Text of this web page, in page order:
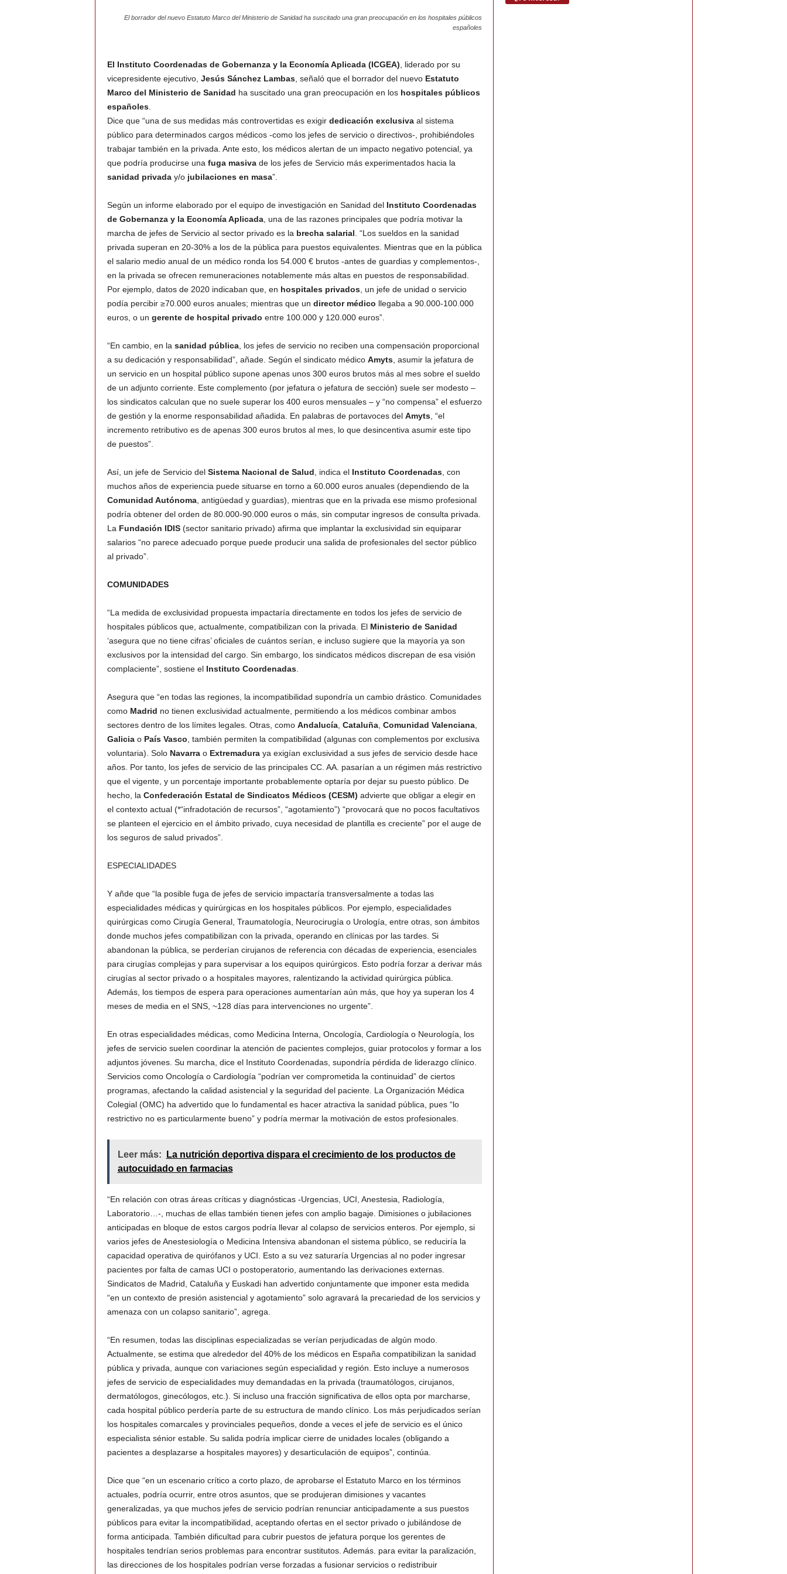
El borrador del nuevo Estatuto Marco del Ministerio de Sanidad ha suscitado una gran preocupación en los hospitales públicos
españoles
El Instituto Coordenadas de Gobernanza y la Economía Aplicada (ICGEA), liderado por su
vicepresidente ejecutivo, Jesús Sánchez Lambas, señaló que el borrador del nuevo Estatuto
Marco del Ministerio de Sanidad ha suscitado una gran preocupación en los hospitales públicos
españoles.
Dice que “una de sus medidas más controvertidas es exigir dedicación exclusivaal sistema
público para determinados cargos médicos -como los jefes de servicio o directivos-, prohibiéndoles
trabajar también en la privada. Ante esto, los médicos alertan de un impacto negativo potencial, ya
que podría producirse una fuga masivade los jefes de Servicio más experimentados hacia la
sanidad privaday/o jubilaciones en masa”.
Según un informe elaborado por el equipo de investigación en Sanidad del Instituto Coordenadas
de Gobernanza y la Economía Aplicada, una de las razones principales que podría motivar la
marcha de jefes de Servicio al sector privado es la brecha salarial. “Los sueldos en la sanidad
privada superan en 20-30% a los de la pública para puestos equivalentes. Mientras que en la pública
el salario medio anual de un médico ronda los 54.000 € brutos -antes de guardias y complementos-,
en la privada se ofrecen remuneraciones notablemente más altas en puestos de responsabilidad.
Por ejemplo, datos de 2020 indicaban que, en hospitales privados, un jefe de unidad o servicio
podía percibir ≥70.000 euros anuales; mientras que un director médico llegaba a 90.000-100.000
euros, o un gerente de hospital privado entre 100.000 y 120.000 euros”.
“En cambio, en la sanidad pública, los jefes de servicio no reciben una compensación proporcional
a su dedicación y responsabilidad”, añade. Según el sindicato médico Amyts, asumir la jefatura de
un servicio en un hospital público supone apenas unos 300 euros brutos más al mes sobre el sueldo
de un adjunto corriente. Este complemento (por jefatura o jefatura de sección) suele ser modesto –
los sindicatos calculan que no suele superar los 400 euros mensuales – y “no compensa” el esfuerzo
de gestión y la enorme responsabilidad añadida. En palabras de portavoces del Amyts, “el
incremento retributivo es de apenas 300 euros brutos al mes, lo que desincentiva asumir este tipo
de puestos”.
Así, un jefe de Servicio del Sistema Nacional de Salud, indica el Instituto Coordenadas, con
muchos años de experiencia puede situarse en torno a 60.000 euros anuales (dependiendo de la
Comunidad Autónoma, antigüedad y guardias), mientras que en la privada ese mismo profesional
podría obtener del orden de 80.000-90.000 euros o más, sin computar ingresos de consulta privada.
La Fundación IDIS(sector sanitario privado) afirma que implantar la exclusividad sin equiparar
salarios “no parece adecuado porque puede producir una salida de profesionales del sector público
al privado”.
COMUNIDADES
“La medida de exclusividad propuesta impactaría directamente en todos los jefes de servicio de
hospitales públicos que, actualmente, compatibilizan con la privada. El Ministerio de Sanidad
‘asegura que no tiene cifras’ oficiales de cuántos serían, e incluso sugiere que la mayoría ya son
exclusivos por la intensidad del cargo. Sin embargo, los sindicatos médicos discrepan de esa visión
complaciente”, sostiene el Instituto Coordenadas.
Asegura que “en todas las regiones, la incompatibilidad supondría un cambio drástico. Comunidades
como Madrid no tienen exclusividad actualmente, permitiendo a los médicos combinar ambos
sectores dentro de los límites legales. Otras, como Andalucía, Cataluña, Comunidad Valenciana,
Galiciao País Vasco, también permiten la compatibilidad (algunas con complementos por exclusiva
voluntaria). Solo Navarrao Extremaduraya exigían exclusividad a sus jefes de servicio desde hace
años. Por tanto, los jefes de servicio de las principales CC. AA. pasarían a un régimen más restrictivo
que el vigente, y un porcentaje importante probablemente optaría por dejar su puesto público. De
hecho, la Confederación Estatal de Sindicatos Médicos (CESM) advierte que obligar a elegir en
el contexto actual (*“infradotación de recursos”, “agotamiento”) “provocará que no pocos facultativos
se planteen el ejercicio en el ámbito privado, cuya necesidad de plantilla es creciente” por el auge de
los seguros de salud privados”.
ESPECIALIDADES
Y añde que “la posible fuga de jefes de servicio impactaría transversalmente a todas las
especialidades médicas y quirúrgicas en los hospitales públicos. Por ejemplo, especialidades
quirúrgicas como Cirugía General, Traumatología, Neurocirugía o Urología, entre otras, son ámbitos
donde muchos jefes compatibilizan con la privada, operando en clínicas por las tardes. Si
abandonan la pública, se perderían cirujanos de referencia con décadas de experiencia, esenciales
para cirugías complejas y para supervisar a los equipos quirúrgicos. Esto podría forzar a derivar más
cirugías al sector privado o a hospitales mayores, ralentizando la actividad quirúrgica pública.
Además, los tiempos de espera para operaciones aumentarían aún más, que hoy ya superan los 4
meses de media en el SNS, ~128 días para intervenciones no urgente”.
En otras especialidades médicas, como Medicina Interna, Oncología, Cardiología o Neurología, los
jefes de servicio suelen coordinar la atención de pacientes complejos, guiar protocolos y formar a los
adjuntos jóvenes. Su marcha, dice el Instituto Coordenadas, supondría pérdida de liderazgo clínico.
Servicios como Oncología o Cardiología “podrían ver comprometida la continuidad” de ciertos
programas, afectando la calidad asistencial y la seguridad del paciente. La Organización Médica
Colegial (OMC) ha advertido que lo fundamental es hacer atractiva la sanidad pública, pues “lo
restrictivo no es particularmente bueno” y podría mermar la motivación de estos profesionales.
Leer más:
La nutrición deportiva dispara el crecimiento de los productos de
autocuidado en farmacias
“En relación con otras áreas críticas y diagnósticas -Urgencias, UCI, Anestesia, Radiología,
Laboratorio…-, muchas de ellas también tienen jefes con amplio bagaje. Dimisiones o jubilaciones
anticipadas en bloque de estos cargos podría llevar al colapso de servicios enteros. Por ejemplo, si
varios jefes de Anestesiología o Medicina Intensiva abandonan el sistema público, se reduciría la
capacidad operativa de quirófanos y UCI. Esto a su vez saturaría Urgencias al no poder ingresar
pacientes por falta de camas UCI o postoperatorio, aumentando las derivaciones externas.
Sindicatos de Madrid, Cataluña y Euskadi han advertido conjuntamente que imponer esta medida
“en un contexto de presión asistencial y agotamiento” solo agravará la precariedad de los servicios y
amenaza con un colapso sanitario”, agrega.
“En resumen, todas las disciplinas especializadas se verían perjudicadas de algún modo.
Actualmente, se estima que alrededor del 40% de los médicos en España compatibilizan la sanidad
pública y privada, aunque con variaciones según especialidad y región. Esto incluye a numerosos
jefes de servicio de especialidades muy demandadas en la privada (traumatólogos, cirujanos,
dermatólogos, ginecólogos, etc.). Si incluso una fracción significativa de ellos opta por marcharse,
cada hospital público perdería parte de su estructura de mando clínico. Los más perjudicados serían
los hospitales comarcales y provinciales pequeños, donde a veces el jefe de servicio es el único
especialista sénior estable. Su salida podría implicar cierre de unidades locales (obligando a
pacientes a desplazarse a hospitales mayores) y desarticulación de equipos”, continúa.
Dice que “en un escenario crítico a corto plazo, de aprobarse el Estatuto Marco en los términos
actuales, podría ocurrir, entre otros asuntos, que se produjeran dimisiones y vacantes
generalizadas, ya que muchos jefes de servicio podrían renunciar anticipadamente a sus puestos
públicos para evitar la incompatibilidad, aceptando ofertas en el sector privado o jubilándose de
forma anticipada. También dificultad para cubrir puestos de jefatura porque los gerentes de
hospitales tendrían serios problemas para encontrar sustitutos. Además. para evitar la paralización,
las direcciones de los hospitales podrían verse forzadas a fusionar servicios o redistribuir